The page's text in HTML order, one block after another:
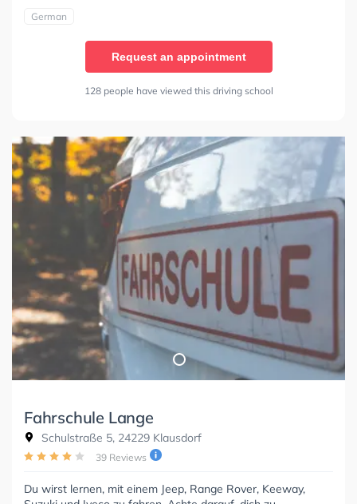
German
Request an appointment
128 people have viewed this driving school
Fahrschule Lange
Schulstraße 5, 24229 Klausdorf
39 Reviews
Du wirst lernen, mit einem Jeep, Range Rover, Keeway,